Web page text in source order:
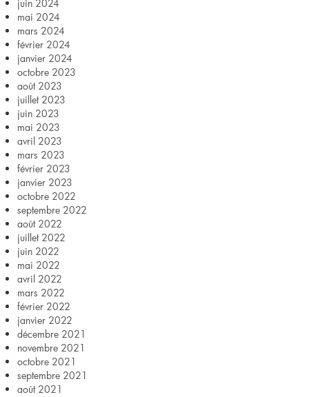
juin 2024
mai 2024
mars 2024
février 2024
janvier 2024
octobre 2023
août 2023
juillet 2023
juin 2023
mai 2023
avril 2023
mars 2023
février 2023
janvier 2023
octobre 2022
septembre 2022
août 2022
juillet 2022
juin 2022
mai 2022
avril 2022
mars 2022
février 2022
janvier 2022
décembre 2021
novembre 2021
octobre 2021
septembre 2021
août 2021